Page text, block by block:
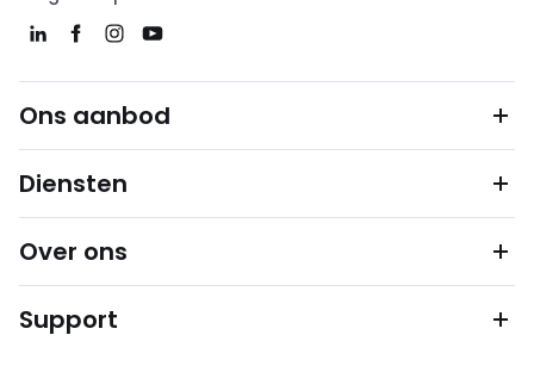
Ons aanbod
Diensten
Over ons
Support